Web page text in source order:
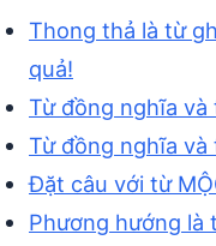
Thong thả là từ
quả!
Từ đồng nghĩa
Từ đồng nghĩa
Đặt câu với từ
Phương hướng là